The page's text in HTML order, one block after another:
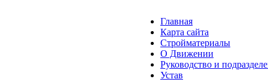
Главная
Карта сайта
Стройматериалы
О Движении
Руководство и
Устав